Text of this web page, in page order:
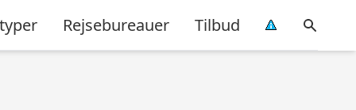
Rejsebureauer Tilbud